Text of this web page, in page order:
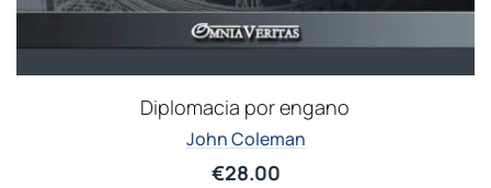
Diplomacia por engano
John Coleman
€28.00